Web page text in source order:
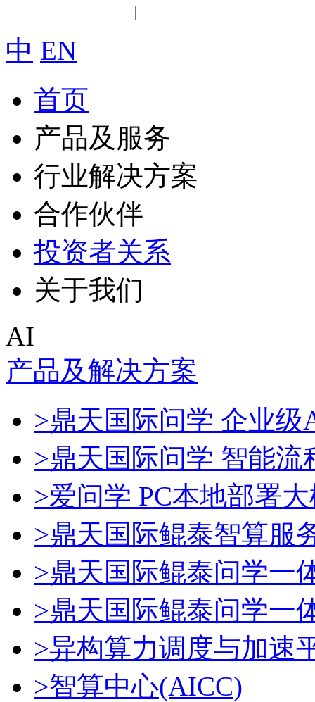
中 EN
首页
产品及服务
行业解决方案
合作伙伴
投资者关系
关于我们
AI
产品及解决方案
>鼎天国际问学 企业级
>鼎天国际问学 智能流
>爱问学 PC本地部署
>鼎天国际鲲泰智算服
>鼎天国际鲲泰问学一
>鼎天国际鲲泰问学一
>异构算力调度与加速
>智算中心(AICC)